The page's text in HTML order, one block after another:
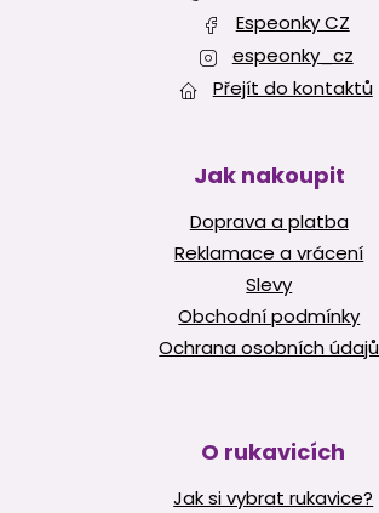
u
Espeonky CZ
espeonky_cz
Přejít do kontaktů
Jak nakoupit
Doprava a platba
Reklamace a vrácení
Slevy
Obchodní podmínky
Ochrana osobních údajů
O rukavicích
Jak si vybrat rukavice?